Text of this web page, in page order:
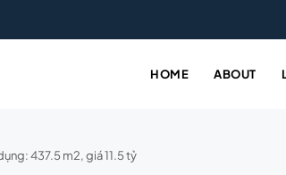
HOME ABOUT
437.5 m2, giá 11.5 tỷ